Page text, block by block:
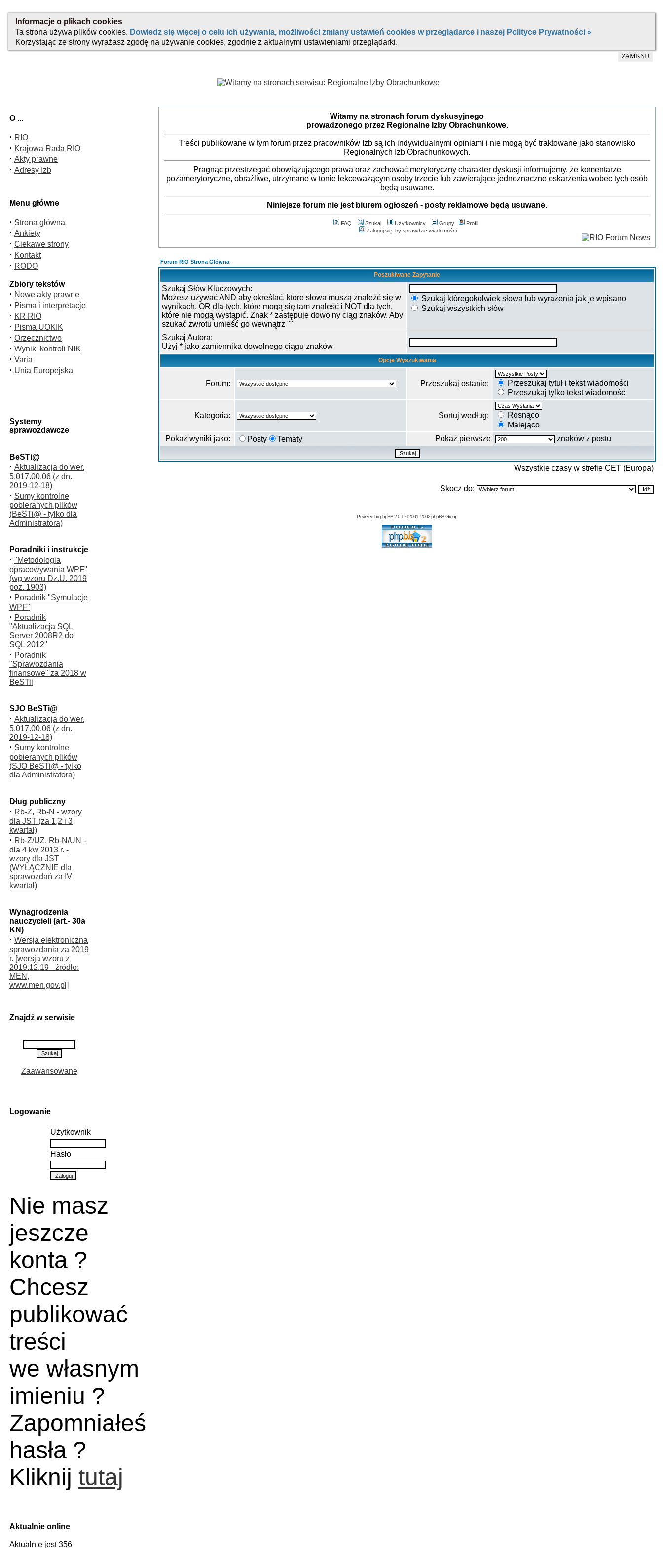
ZAMKNIJ
O ...
· RIO
· Krajowa Rada RIO
· Akty prawne
· Adresy Izb
Menu główne
· Strona główna
· Ankiety
· Ciekawe strony
· Kontakt
· RODO
Zbiory tekstów
· Nowe akty prawne
· Pisma i interpretacje
· KR RIO
· Pisma UOKIK
· Orzecznictwo
· Wyniki kontroli NIK
· Varia
· Unia Europejska
Systemy
sprawozdawcze
BeSTi@
· Aktualizacja do wer.
5.017.00.06 (z dn.
2019-12-18)
· Sumy kontrolne
pobieranych plików
(BeSTi@ - tylko dla
Administratora)
Poradniki i instrukcje
· "Metodologia
opracowywania WPF"
(wg wzoru Dz.U. 2019
poz. 1903)
· Poradnik "Symulacje
WPF"
· Poradnik
"Aktualizacja SQL
Server 2008R2 do
SQL 2012"
· Poradnik
"Sprawozdania
finansowe" za 2018 w
BeSTii
SJO BeSTi@
· Aktualizacja do wer.
5.017.00.06 (z dn.
2019-12-18)
· Sumy kontrolne
pobieranych plików
(SJO BeSTi@ - tylko
dla Administratora)
Dług publiczny
· Rb-Z, Rb-N - wzory
dla JST (za 1,2 i 3
kwartał)
· Rb-Z/UZ, Rb-N/UN -
dla 4 kw 2013 r. -
wzory dla JST
(WYŁĄCZNIE dla
sprawozdań za IV
kwartał)
Wynagrodzenia
nauczycieli (art.- 30a
KN)
· Wersja elektroniczna
sprawozdania za 2019
r. [wersja wzoru z
2019.12.19 - źródło:
MEN,
www.men.gov.pl]
Znajdź w serwisie
Zaawansowane
Logowanie
Użytkownik
Hasło
Nie masz
jeszcze
konta ?
Chcesz
publikować
treści
we własnym
imieniu ?
Zapomniałeś
hasła ?
Kliknij tutaj
Aktualnie online
Aktualnie jest 356
Witamy na stronach forum dyskusyjnego
prowadzonego przez Regionalne Izby Obrachunkowe.
Treści publikowane w tym forum przez pracowników Izb są ich indywidualnymi opiniami i nie mogą być traktowane jako stanowisko
Regionalnych Izb Obrachunkowych.
Pragnąc przestrzegać obowiązującego prawa oraz zachować merytoryczny charakter dyskusji informujemy, że komentarze
pozamerytoryczne, obraźliwe, utrzymane w tonie lekceważącym osoby trzecie lub zawierające jednoznaczne oskarżenia wobec tych osób
będą usuwane.
Niniejsze forum nie jest biurem ogłoszeń - posty reklamowe będą usuwane.
FAQ Szukaj Użytkownicy Grupy
Profil
Zaloguj się, by sprawdzić wiadomości
Forum RIO Strona Główna
Poszukiwane Zapytanie
Szukaj Słów Kluczowych:
Możesz używaćAND aby określać, które słowa muszą znaleźć się w
wynikach, OR dla tych, które mogą się tam znaleść i NOT dla tych,
które nie mogą wystąpić. Znak * zastępuje dowolny ciąg znaków. Aby
szukać zwrotu umieść go wewnątrz ""
Szukaj któregokolwiek słowa lub wyrażenia jak je wpisano
Szukaj wszystkich słów
Szukaj Autora:
Użyj * jako zamiennika dowolnego ciągu znaków
Opcje Wyszukiwania
Forum: Przeszukaj ostanie:
Przeszukaj tytuł i tekst wiadomości
Przeszukaj tylko tekst wiadomości
Kategoria: Sortuj według:
Rosnąco
Malejąco
Pokaż wyniki jako:
Posty Tematy Pokaż pierwsze znaków z postu
Wszystkie czasy w strefie CET (Europa)
Skocz do:
Powered byphpBB2.0.1 © 2001, 2002 phpBB Group